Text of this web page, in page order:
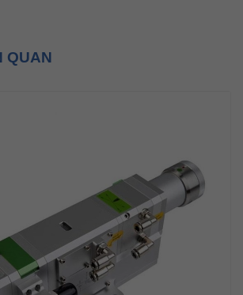
QUAN